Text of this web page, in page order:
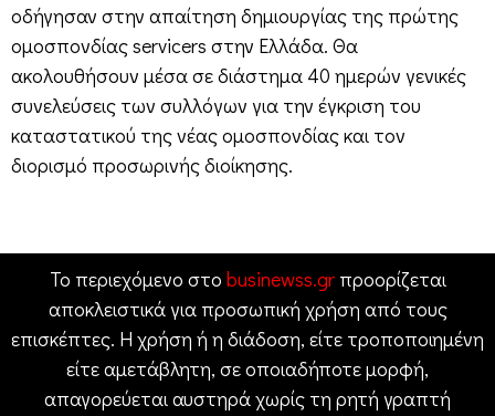
οδήγησαν στην απαίτηση δημιουργίας της πρώτης
ομοσπονδίας servicers στην Ελλάδα. Θα
ακολουθήσουν μέσα σε διάστημα 40 ημερών γενικές
συνελεύσεις των συλλόγων για την έγκριση του
καταστατικού της νέας ομοσπονδίας και τον
διορισμό προσωρινής διοίκησης.
Το περιεχόμενο στο businewss.grπροορίζεται
αποκλειστικά για προσωπική χρήση από τους
επισκέπτες. Η χρήση ή η διάδοση, είτε τροποποιημένη
είτε αμετάβλητη, σε οποιαδήποτε μορφή,
απαγορεύεται αυστηρά χωρίς τη ρητή γραπτή